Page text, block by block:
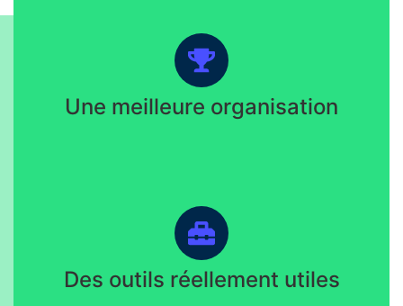
Une meilleure organisation
Des outils réellement utiles